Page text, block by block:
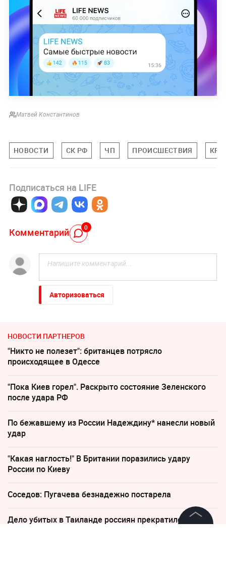
Матвей Константинов
НОВОСТИ СК РФ ЧП ПРОИСШЕСТВИЯ
Подписаться на LIFE
Комментарий 0
Авторизоваться
НОВОСТИ ПАРТНЕРОВ
"Никто не полезет": британцев потрясло
происходящее в Одессе
"Пока Киев горел". Раскрыто состояние Зеленского
после удара РФ
По бежавшему из России Надеждину* нанесли новый
удар
"Какая наглость!" В Британии поразились удару
России по Киеву
Соседов: Пугачева безнадежно постарела
Дело убитых в Таиланде россиян прекратило череду